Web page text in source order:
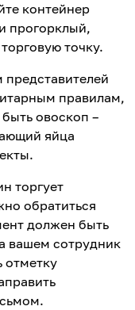
контейнер
прогорклый,
точку.
правилам,
овоскоп –
яйца
торгует
обратиться
должен быть
вашем сотрудник
отметку